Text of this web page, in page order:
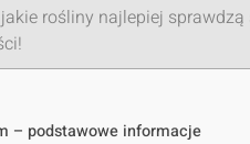
rośliny najlepiej
– podstawowe informacje